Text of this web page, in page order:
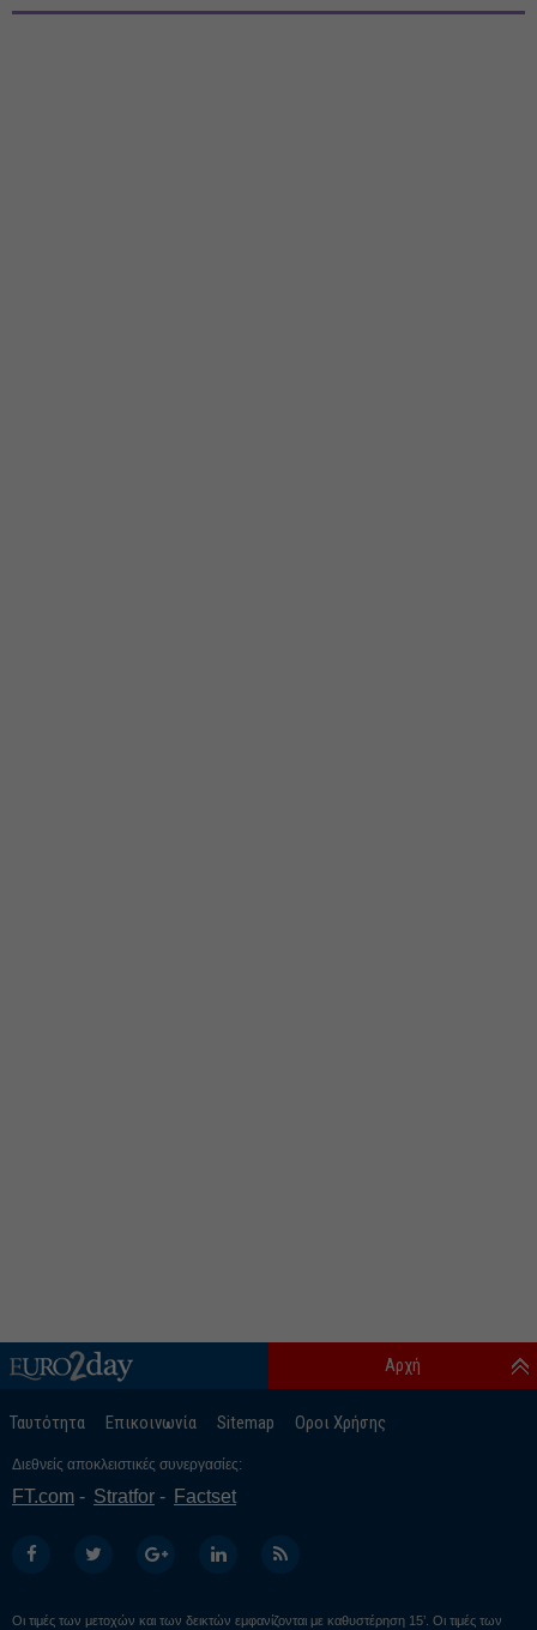
Ταυτότητα Επικοινωνία Sitemap Οροι Χρήσης
Αρχή
Διεθνείς αποκλειστικές συνεργασίες:
FT.com Stratfor Factset
Οι τιμές των μετοχών και των δεικτών εμφανίζονται με καθυστέρηση 15’. Οι τιμές των